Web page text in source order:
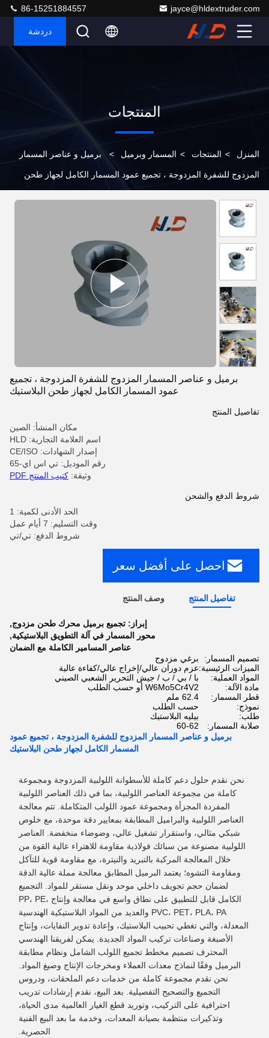
jayce@hldextruder.com
86-15251884557
دردشة
المنتجات
المنزل > المنتجات > المسمار وبرميل > برميل و عناصر المسمار
المزدوج للشفرة المزدوجة ، تجميع عمود المسمار الكامل لجهاز طحن
برميل و عناصر المسمار المزدوج للشفرة المزدوجة ، تجميع
عمود المسمار الكامل لجهاز طحن البلاستيك
تفاصيل المنتج
مكان المنشأ: الصين
اسم العلامة التجارية: HLD
إصدار الشهادات: CE/ISO
رقم الموديل: تي اس اي-65
وثيقة: كتيب المنتج PDF
شروط الدفع والشحن
الحد الأدنى لكمية: 1
وقت التسليم: 7 أيام عمل
شروط الدفع: تي/تي
احصل على أفضل سعر
تفاصيل المنتج وصف المنتج
إبراز: تجميع برميل محرك طحن مزدوج,
محور المسمار في آلة التطويق البلاستيكية,
عناصر المسامير الكاملة مع الضمان
تصميم المسمار:
برغي مزدوج
الميزات الرئيسية:عزم دوران عالي/إخراج عالي/كفاءة عالية
المواد العملية:
با / بي / ب / جيش التحرير الشعبي الصيني
مادة الآلة:
W6Mo5Cr4V2 أو حسب الطلب
قطر المسمار:
62.4 ملم
نموذج:
حسب الطلب
طلب:
بيليه البلاستيك
صلابة المسمار:
60-62
برميل و عناصر المسمار المزدوج للشفرة المزدوجة ، تجميع عمود
المسمار الكامل لجهاز طحن البلاستيك
نحن نقدم حلول دعم كاملة للأسطوانة اللولبية المزدوجة ومجموعة
كاملة من مجموعة العناصر اللولبية، بما في ذلك العناصر اللولبية
المفردة المجزأة ومجموعة عمود اللولب المتكاملة. تتم معالجة
العناصر اللولبية والبراميل المطابقة بمعايير دقة موحدة، مع خلوص
شبكي مثالي، واستقرار تشغيل عالي، وضوضاء منخفضة. العناصر
اللولبية مصنوعة من سبائك فولاذية مقاومة للاهتراء عالية القوة من
خلال المعالجة المركبة بالتبريد والنيترة، مع مقاومة قوية للتآكل
ومقاومة التشوه؛ يعتمد البرميل المطابق معالجة مملة عالية الدقة
لضمان حجم تجويف داخلي موحد ونقل مستقر للمواد. التجميع
الكامل قابل للتطبيق على نطاق واسع في معالجة وإنتاج PP، PE،
PVC، PET، PLA، PA والعديد من المواد البلاستيكية الهندسية
المعدلة، والتي تغطي تحبيب البلاستيك، وإعادة تدوير النفايات، وإنتاج
الأصبغة وصناعات تركيب المواد الجديدة. يمكن لفريقنا الهندسي
المحترف تصميم مخطط تجميع اللولب الشامل ونظام مطابقة
البرميل وفقًا لنماذج معدات العملاء ومخرجات الإنتاج وصيغ المواد.
نحن نقدم مجموعة كاملة من خدمات دعم الملحقات، ودروس
التجميع والتصحيح التفصيلية. بعد البيع، نقدم إرشادات تدريب
احترافية على التركيب، وتوريد قطع الغيار العالمية مدى الحياة،
وتذكيرات منتظمة بصيانة المعدات، وخدمة ما بعد البيع الفنية
الحصرية.